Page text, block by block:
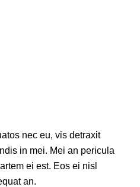
nec eu, vis detraxit
in mei. Mei an pericula
ei est. Eos ei nisl
an.